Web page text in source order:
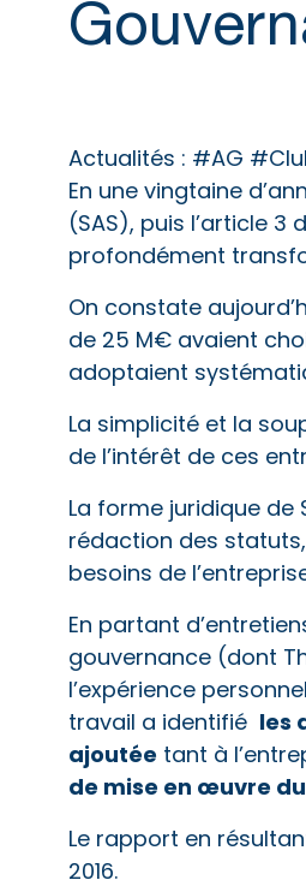
Actualités : #AG
En une vingtaine
(SAS), puis l’article 3
profondément
On constate
de 25 M€ avaient
adoptaient
La simplicité et la
de l’intérêt de ces
La forme juridique
rédaction des
besoins de
En partant
gouvernance (dont
l’expérience
travail a identifié les
ajoutée tant à
de mise en œuvre
Le rapport en
2016.